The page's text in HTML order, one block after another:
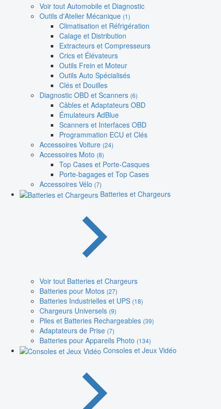
Voir tout Automobile et Diagnostic
Outils d'Atelier Mécanique (1)
Climatisation et Réfrigération
Calage et Distribution
Extracteurs et Compresseurs
Crics et Élévateurs
Outils Frein et Moteur
Outils Auto Spécialisés
Clés et Douilles
Diagnostic OBD et Scanners (6)
Câbles et Adaptateurs OBD
Émulateurs AdBlue
Scanners et Interfaces OBD
Programmation ECU et Clés
Accessoires Voiture (24)
Accessoires Moto (8)
Top Cases et Porte-Casques
Porte-bagages et Top Cases
Accessoires Vélo (7)
Batteries et Chargeurs
Voir tout Batteries et Chargeurs
Batteries pour Motos (27)
Batteries Industrielles et UPS (18)
Chargeurs Universels (9)
Piles et Batteries Rechargeables (39)
Adaptateurs de Prise (7)
Batteries pour Appareils Photo (134)
Consoles et Jeux Vidéo